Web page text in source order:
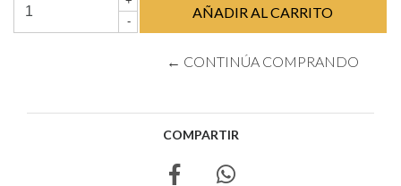
-
← CONTINÚA COMPRANDO
COMPARTIR